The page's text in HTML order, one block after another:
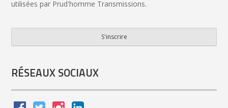
utilisées par Prud'homme Transmissions.
S'inscrire
Address *
RÉSEAUX SOCIAUX